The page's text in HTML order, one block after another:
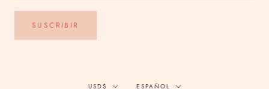
SUSCRIBIR
Divisa
USD$ Idioma
ESPAÑOL